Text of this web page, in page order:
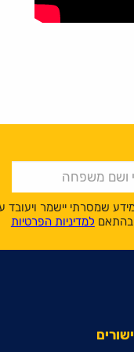
שמסרתי יישמר
בהתאם למדיניות הפרטיות